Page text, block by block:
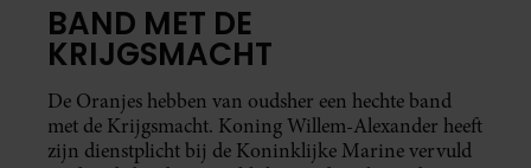
BAND MET DE
KRIJGSMACHT
De Oranjes hebben van oudsher een hechte band
met de Krijgsmacht. Koning Willem-Alexander heeft
zijn dienstplicht bij de Koninklijke Marine vervuld